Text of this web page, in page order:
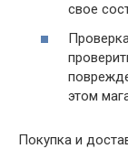
свое
этом
Покупка и